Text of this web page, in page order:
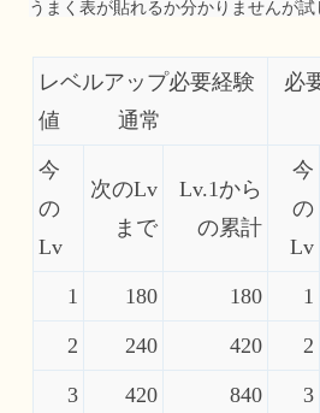
うまく表が貼れるか分かりませんが試
レベルアップ必要経験
値 通常
必
今
の
Lv
次のLv
まで
Lv.1から
の累計
今
の
Lv
1 180 180 1
2 240 420 2
3 420 840 3